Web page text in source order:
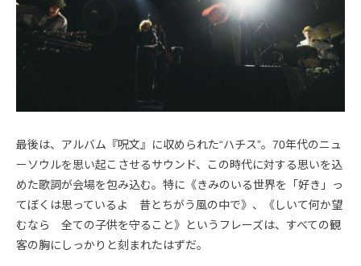
最後は、アルバム『呪文』に収められた“ハチス”。70年代のニュ
ーソウルを思い起こさせるサウンド、この時代に対する思いを込
めた歌詞が会場を包み込む。特に《きみのいる世界を「好き」っ
てぼくは思っているよ 昔とちがう風の中で》、《しいて何か望
むなら 全ての子供を守ること》というフレーズは、すべての観
客の胸にしっかりと刻まれたはずだ。